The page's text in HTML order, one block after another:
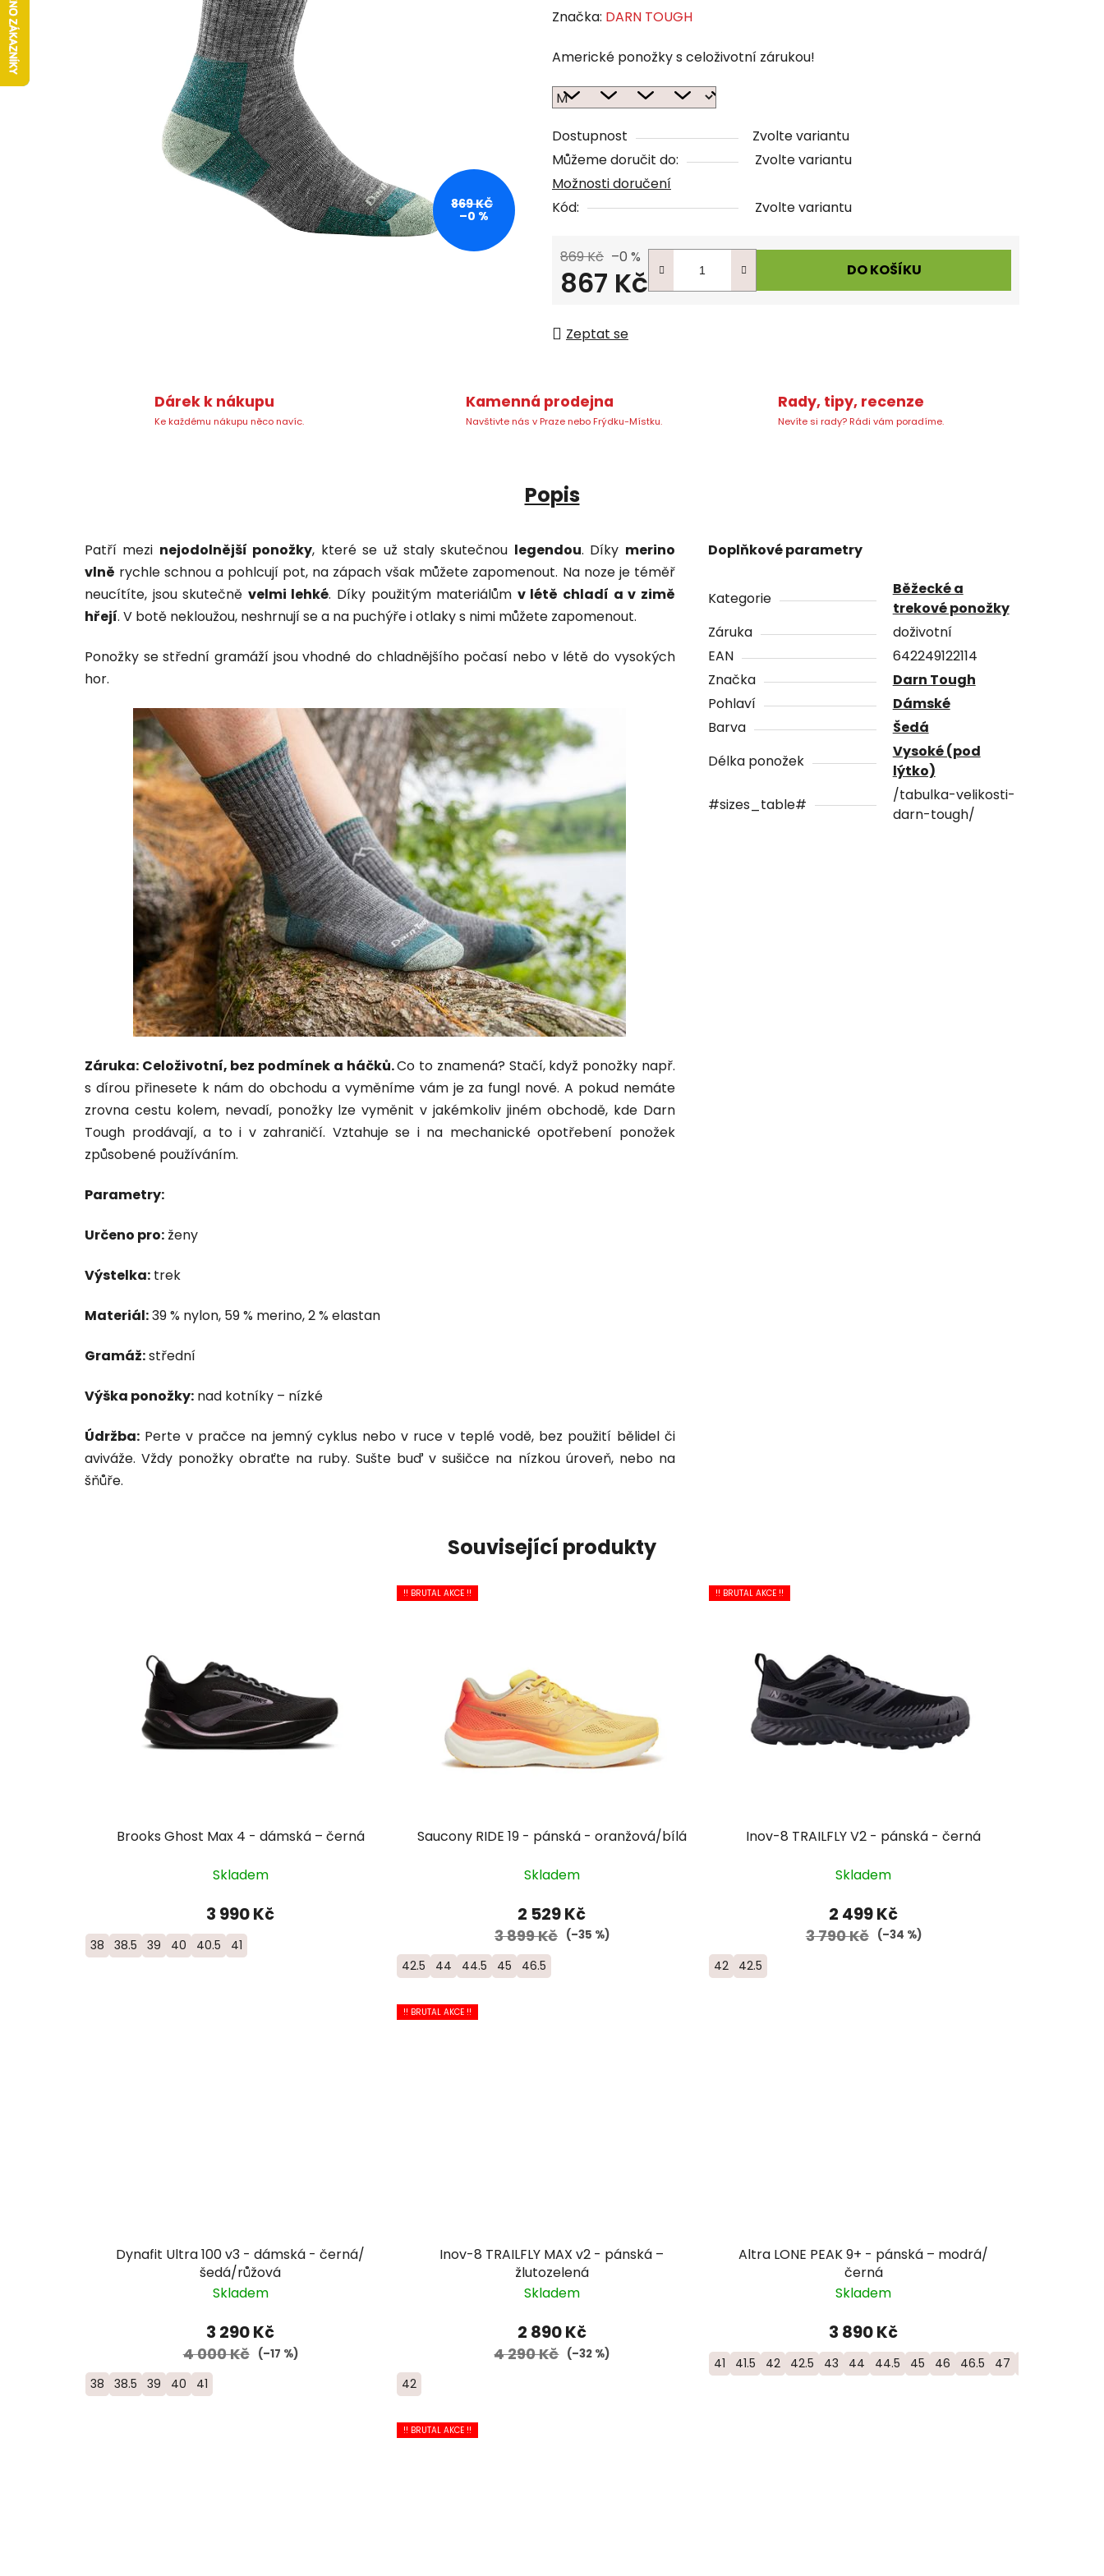
Značka: DARN TOUGH
Americké ponožky s celoživotní zárukou!
Dostupnost
Zvolte variantu
Můžeme doručit do:
Zvolte variantu
Možnosti doručení
Kód:
Zvolte variantu
869 Kč –0 %
867 Kč DO KOŠÍKU
Zeptat se
869 KČ
–0 %
Dárek k nákupu
Ke každému nákupu něco navíc.
Kamenná prodejna
Navštivte nás v Praze nebo Frýdku-Místku.
Rady, tipy, recenze
Nevíte si rady? Rádi vám poradíme.
Popis
Patří mezi nejodolnější ponožky, které se už staly skutečnou legendou. Díky merino
vlně rychle schnou a pohlcují pot, na zápach však můžete zapomenout. Na noze je téměř
neucítíte, jsou skutečně velmi lehké. Díky použitým materiálům v létě chladí a v zimě
hřejí. V botě nekloužou, neshrnují se a na puchýře i otlaky s nimi můžete zapomenout.
Ponožky se střední gramáží jsou vhodné do chladnějšího počasí nebo v létě do vysokých
hor.
Záruka: Celoživotní, bez podmínek a háčků.Co to znamená? Stačí, když ponožky např.
s dírou přinesete k nám do obchodu a vyměníme vám je za fungl nové. A pokud nemáte
zrovna cestu kolem, nevadí, ponožky lze vyměnit v jakémkoliv jiném obchodě, kde Darn
Tough prodávají, a to i v zahraničí. Vztahuje se i na mechanické opotřebení ponožek
způsobené používáním.
Parametry:
Určeno pro: ženy
Výstelka: trek
Materiál:39 % nylon, 59 % merino, 2 % elastan
Gramáž:střední
Výška ponožky: nad kotníky – nízké
Údržba: Perte v pračce na jemný cyklus nebo v ruce v teplé vodě, bez použití bělidel či
aviváže. Vždy ponožky obraťte na ruby. Sušte buď v sušičce na nízkou úroveň, nebo na
šňůře.
Doplňkové parametry
Kategorie
Běžecké a
trekové ponožky
Záruka
doživotní
EAN
642249122114
Značka
Darn Tough
Pohlaví
Dámské
Barva
Šedá
Délka ponožek
Vysoké (pod
lýtko)
#sizes_table#
/tabulka-velikosti-
darn-tough/
Související produkty
Brooks Ghost Max 4 - dámská – černá
Skladem
3 990 Kč
38 38.5 39 40 40.5 41
!! BRUTAL AKCE !!
Saucony RIDE 19 - pánská - oranžová/bílá
Skladem
2 529 Kč
3 899 Kč (–35 %)
42.5 44 44.5 45 46.5
!! BRUTAL AKCE !!
Inov-8 TRAILFLY V2 - pánská - černá
Skladem
2 499 Kč
3 790 Kč (–34 %)
42 42.5
Dynafit Ultra 100 v3 - dámská - černá/
šedá/růžová
Skladem
3 290 Kč
4 000 Kč (–17 %)
38 38.5 39 40 41
!! BRUTAL AKCE !!
Inov-8 TRAILFLY MAX v2 - pánská –
žlutozelená
Skladem
2 890 Kč
4 290 Kč (–32 %)
42
Altra LONE PEAK 9+ - pánská – modrá/
černá
Skladem
3 890 Kč
41 41.5 42 42.5 43 44 44.5 45 46 46.5 47
!! BRUTAL AKCE !!